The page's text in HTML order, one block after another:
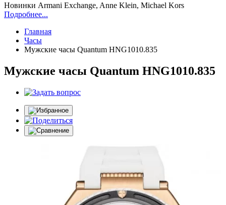
Новинки Armani Exchange, Anne Klein, Michael Kors
Подробнее...
Главная
Часы
Mужские часы Quantum HNG1010.835
Mужские часы Quantum HNG1010.835